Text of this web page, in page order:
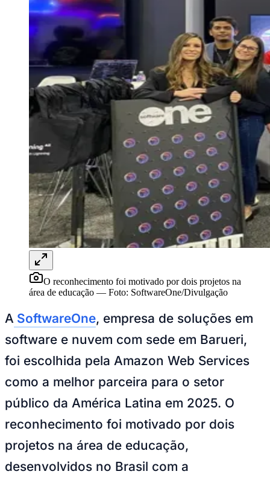
Para Sua Empresa
Anuncie Regional
Guia de Empresas
Vagas na Região
Hub de Negócios
Guia Comercial
Selo Verificado
Portal Educacional
Agenda de Vestibulares
Vagas de Emprego
Panorama Econômico
Panorama Econômico
Para Sua Empresa
Anuncie no Portal
Verificar EmpresaNovo
Anunciar VagasNovo
Publicidade Legal
NBA
NFL
Fórmula 1
Tênis (ATP)
MLB
NHL
Vôlei
Brasileirão Série B
Copa do Brasil
Sul-Americana
O reconhecimento foi motivado por dois projetos na
área de educação — Foto: SoftwareOne/Divulgação
A SoftwareOne, empresa de soluções em
software e nuvem com sede em Barueri,
foi escolhida pela Amazon Web Services
como a melhor parceira para o setor
público da América Latina em 2025. O
reconhecimento foi motivado por dois
projetos na área de educação,
desenvolvidos no Brasil com a